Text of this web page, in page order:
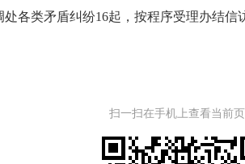
各类矛盾纠纷16起，按程序受理办结信
扫一扫在手机上查看当前